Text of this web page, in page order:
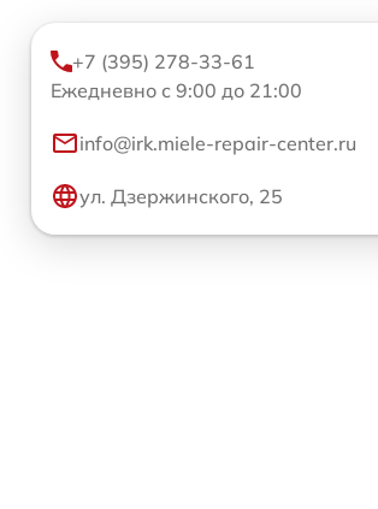
+7 (395) 278-33-61
Ежедневно с 9:00 до 21:00
info@irk.miele-repair-center.ru
ул. Дзержинского, 25